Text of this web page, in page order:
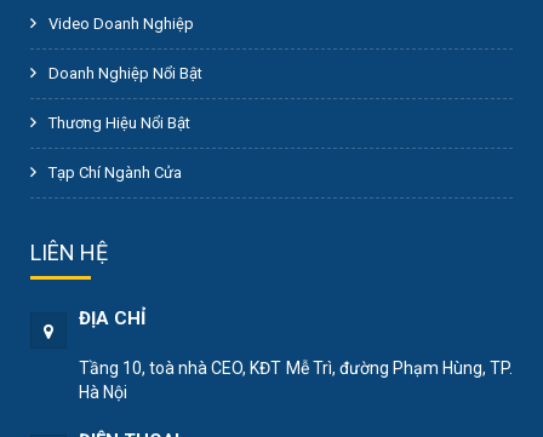
Video Doanh Nghiệp
Doanh Nghiệp Nổi Bật
Thương Hiệu Nổi Bật
Tạp Chí Ngành Cửa
LIÊN HỆ
ĐỊA CHỈ
Tầng 10, toà nhà CEO, KĐT Mễ Trì, đường Phạm Hùng, TP.
Hà Nội